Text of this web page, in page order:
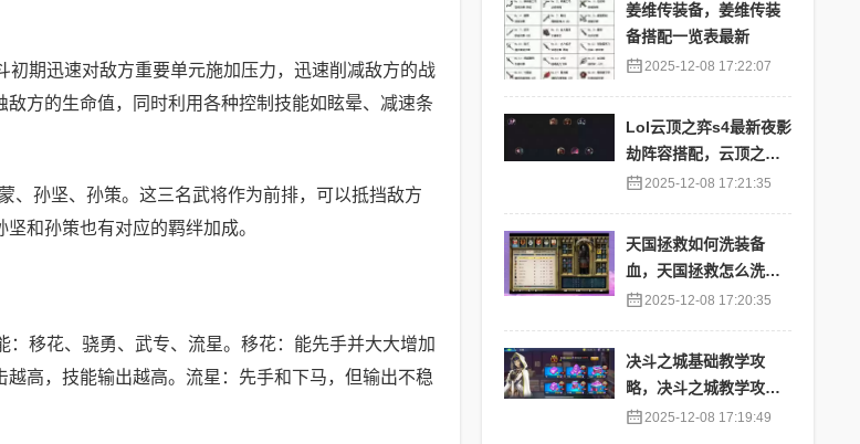
期迅速对敌方重要单元施加压力，迅速削减敌方的战
方的生命值，同时利用各种控制技能如眩晕、减速条
、孙坚、孙策。这三名武将作为前排，可以抵挡敌方
和孙策也有对应的羁绊加成。
移花、骁勇、武专、流星。移花：能先手并大大增加
高，技能输出越高。流星：先手和下马，但输出不稳
姜维传装备，姜维传装
备搭配一览表最新
2025-12-08 17:22:07
Lol云顶之弈s4最新夜影
劫阵容搭配，云顶之奕
夜影劫阵容
2025-12-08 17:21:35
天国拯救如何洗装备
血，天国拯救怎么洗衣
服 2025-12-08 17:20:35
决斗之城基础教学攻
略，决斗之城教学攻略2
1112025-12-08 17:19:49